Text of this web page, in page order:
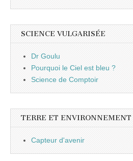
SCIENCE VULGARISÉE
Dr Goulu
Pourquoi le Ciel est bleu ?
Science de Comptoir
TERRE ET ENVIRONNEMENT
Capteur d'avenir